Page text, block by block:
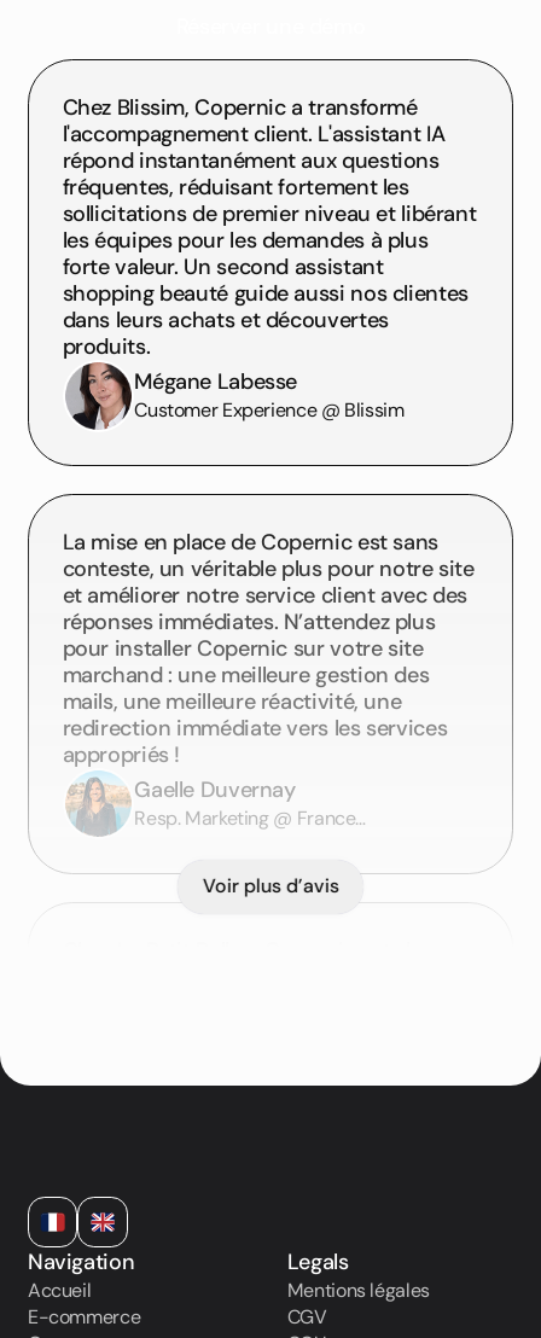
Chez Blissim, Copernic a transformé
l'accompagnement client. L'assistant IA
répond instantanément aux questions
fréquentes, réduisant fortement les
sollicitations de premier niveau et libérant
les équipes pour les demandes à plus
forte valeur. Un second assistant
shopping beauté guide aussi nos clientes
dans leurs achats et découvertes
produits.
Mégane Labesse
Customer Experience @ Blissim
La mise en place de Copernic est sans
conteste, un véritable plus pour notre site
et améliorer notre service client avec des
réponses immédiates. N’attendez plus
pour installer Copernic sur votre site
marchand : une meilleure gestion des
mails, une meilleure réactivité, une
redirection immédiate vers les services
appropriés !
Gaelle Duvernay
Resp. Marketing @ France
24h/24. Et quand nous remontons un
Voir plus d’avis
Navigation
Accueil
E-commerce
Legals
Mentions légales
CGV